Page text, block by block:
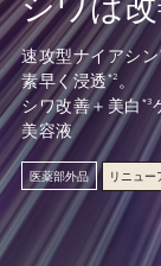
速攻型ナイアシ
素早く浸透*2 。
シワ改善＋美白 *3
美容液
医薬部外品 リニュー